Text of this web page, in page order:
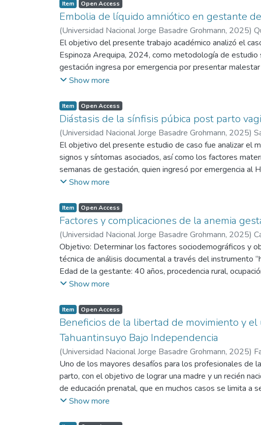
Item Open Access
Embolia de líquido amniótico en gestante
(Universidad Nacional Jorge Basadre Grohmann, 2025)
El objetivo del presente trabajo académico analizó el
Espinoza Arequipa, 2024, como metodología de
gestación ingresa por emergencia por presentar
Fetal sostenida, por lo cual es pasada por emergencia a
correspondientes: Medicina interna/ diagnósticos
Falla de ventrículo Derecho, Descartar (D/C)
luego de 21 horas de tratamientos sin respuesta se
anatomopatologico. Conclusión: La embolia de líquido
paciente por informe anatomopatologico.
Show more
Item Open Access
Diástasis de la sínfisis púbica post parto
(Universidad Nacional Jorge Basadre Grohmann, 2025)
El objetivo del presente estudio de caso fue analizar el
signos y síntomas asociados, así como los factores
semanas de gestación, quien ingresó por emergencia al
distocia de hombros, se realizó Maniobra de
miembros inferiores, identificándose la presencia de
pelvis y controlar el dolor. Conclusión: El diagnóstico y
fundamentales para reducir la morbilidad a largo plazo.
controlar el dolor y mantener la estabilidad pélvica.
Show more
Item Open Access
Factores y complicaciones de la anemia
(Universidad Nacional Jorge Basadre Grohmann, 2025)
Objetivo: Determinar los factores sociodemográficos y
técnica de análisis documental a través del instrumento
Edad de la gestante: 40 años, procedencia rural,
multípara y 06 atenciones prenatales. Conclusiones:
Show more
Item Open Access
Beneficios de la libertad de movimiento y
Tahuantinsuyo Bajo Independencia
(Universidad Nacional Jorge Basadre Grohmann, 2025)
Uno de los mayores desafíos para los profesionales de
parto, con el objetivo de lograr una madre y un recién
de educación prenatal, que en muchos casos se limita a
Si bien estas prácticas son importantes, es necesario
Show more